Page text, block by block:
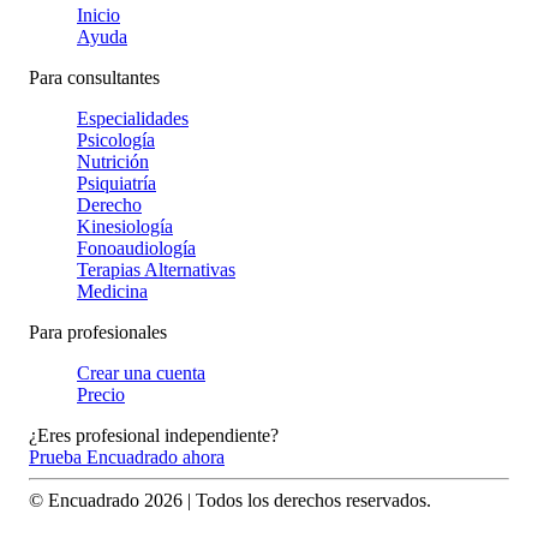
Inicio
Ayuda
Para consultantes
Especialidades
Psicología
Nutrición
Psiquiatría
Derecho
Kinesiología
Fonoaudiología
Terapias Alternativas
Medicina
Para profesionales
Crear una cuenta
Precio
¿Eres profesional independiente?
Prueba Encuadrado ahora
© Encuadrado 2026 | Todos los derechos reservados.